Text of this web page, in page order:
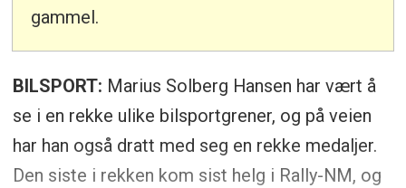
gammel.
BILSPORT: Marius Solberg Hansen har vært å
se i en rekke ulike bilsportgrener, og på veien
har han også dratt med seg en rekke medaljer.
Den siste i rekken kom sist helg i Rally-NM, og